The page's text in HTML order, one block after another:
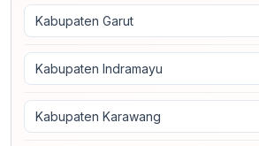
Kabupaten Garut
Kabupaten Indramayu
Kabupaten Karawang